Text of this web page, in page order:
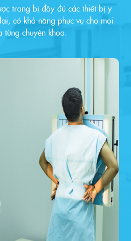
trang bị đầy đủ các thiết bị y
có khả năng phục vụ cho mọi
từng chuyên khoa.